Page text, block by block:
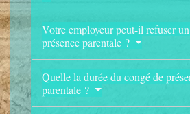
Votre employeur peut-il refuser
présence parentale ?
Quelle la durée du congé de
parentale ?